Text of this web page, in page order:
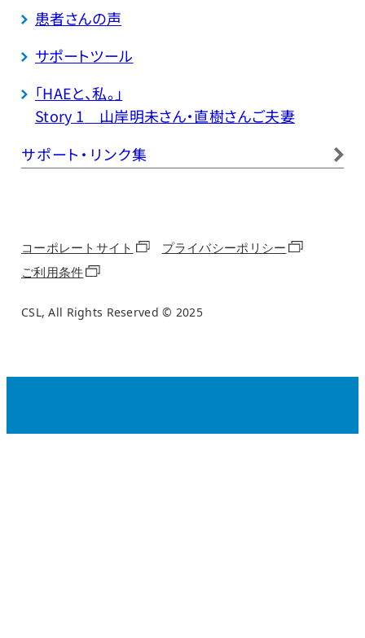
患者さんの声
サポートツール
「HAEと、私。」
Story 1
山岸明未さん・直樹さんご夫妻
サポート・リンク集
コーポレートサイト
プライバシーポリシー
ご利用条件
CSL, All Rights Reserved © 2025